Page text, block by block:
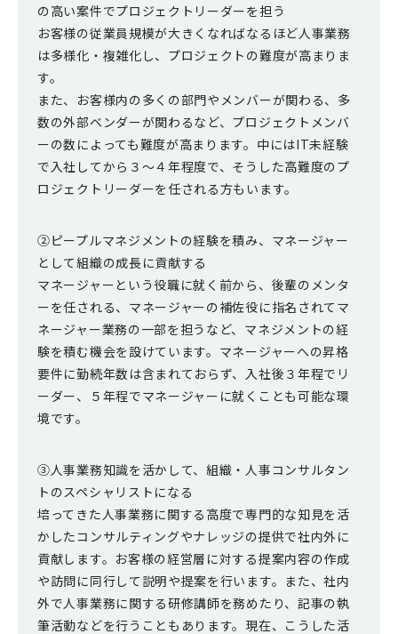
の高い案件でプロジェクトリーダーを担う
お客様の従業員規模が大きくなればなるほど人事業務
は多様化・複雑化し、プロジェクトの難度が高まりま
す。
また、お客様内の多くの部門やメンバーが関わる、多
数の外部ベンダーが関わるなど、プロジェクトメンバ
ーの数によっても難度が高まります。中にはIT未経験
で入社してから３～４年程度で、そうした高難度のプ
ロジェクトリーダーを任される方もいます。
②ピープルマネジメントの経験を積み、マネージャー
として組織の成長に貢献する
マネージャーという役職に就く前から、後輩のメンタ
ーを任される、マネージャーの補佐役に指名されてマ
ネージャー業務の一部を担うなど、マネジメントの経
験を積む機会を設けています。マネージャーへの昇格
要件に勤続年数は含まれておらず、入社後３年程でリ
ーダー、５年程でマネージャーに就くことも可能な環
境です。
③人事業務知識を活かして、組織・人事コンサルタン
トのスペシャリストになる
培ってきた人事業務に関する高度で専門的な知見を活
かしたコンサルティングやナレッジの提供で社内外に
貢献します。お客様の経営層に対する提案内容の作成
や訪問に同行して説明や提案を行います。また、社内
外で人事業務に関する研修講師を務めたり、記事の執
筆活動などを行うこともあります。現在、こうした活